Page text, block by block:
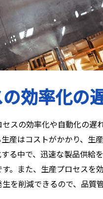
効率化の
スの効率化や自動化の遅
産はコストがかかり、生
る中で、迅速な製品供給
。また、生産プロセスを
を削減できるので、品質